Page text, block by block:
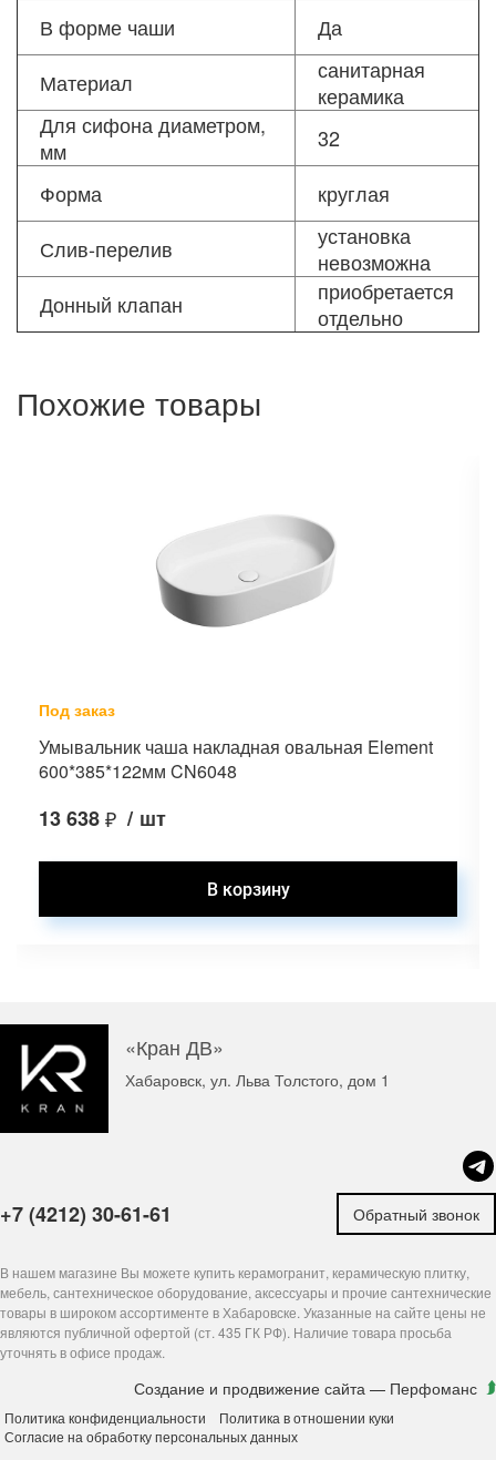
В форме чаши
Да
Материал
санитарная
керамика
Для сифона диаметром,
мм
32
Форма
круглая
Слив-перелив
установка
невозможна
Донный клапан
приобретается
отдельно
Похожие товары
Под заказ
Умывальник чаша накладная овальная Element
600*385*122мм CN6048
13 638₽ / шт
«Кран ДВ»
Хабаровск, ул. Льва Толстого, дом 1
+7 (4212) 30-61-61 Обратный звонок
В нашем магазине Вы можете купить керамогранит, керамическую плитку,
мебель, сантехническое оборудование, аксессуары и прочие сантехнические
товары в широком ассортименте в Хабаровске. Указанные на сайте цены не
являются публичной офертой (ст. 435 ГК РФ). Наличие товара просьба
уточнять в офисе продаж.
Создание и продвижение сайта — Перфоманс
Политика конфиденциальности
Политика в отношении куки
Согласие на обработку персональных данных